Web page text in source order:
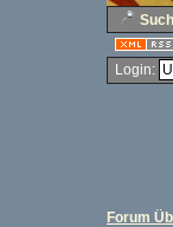
Login:
Forum